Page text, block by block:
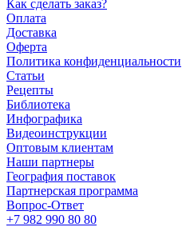
Как сделать заказ?
Оплата
Доставка
Оферта
Политика конфиденциальности
Статьи
Рецепты
Библиотека
Инфографика
Видеоинструкции
Оптовым клиентам
Наши партнеры
География поставок
Партнерская программа
Вопрос-Ответ
+7 982 990 80 80